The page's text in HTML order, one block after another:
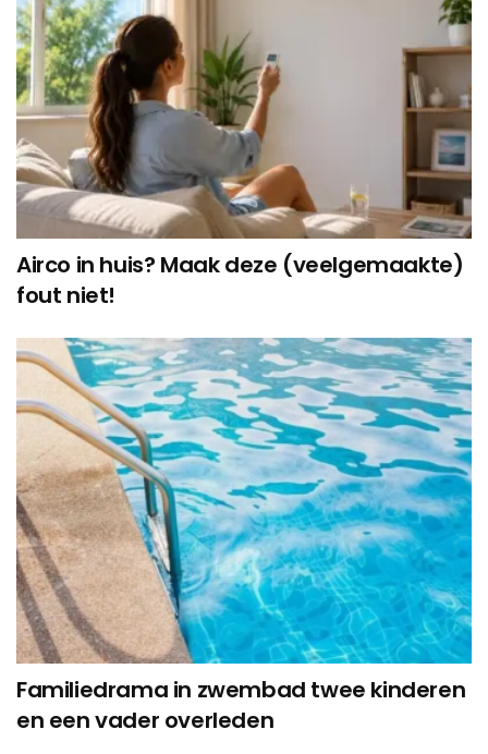
Airco in huis? Maak deze (veelgemaakte)
fout niet!
Familiedrama in zwembad twee kinderen
en een vader overleden